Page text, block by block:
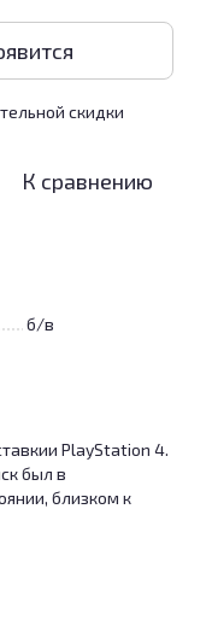
скидки
К сравнению
б/в
PlayStation 4.
был в
близком к